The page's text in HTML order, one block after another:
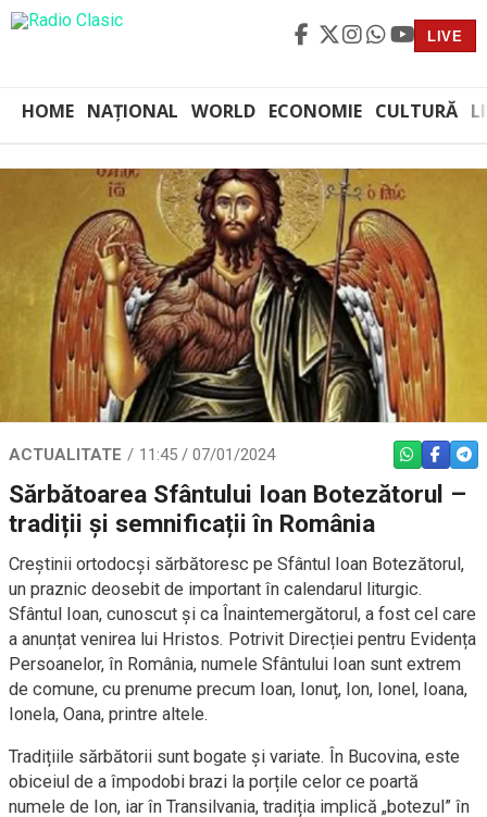
LIVE
HOME NAȚIONAL WORLD ECONOMIE CULTURĂ
ACTUALITATE 11:45 / 07/01/2024 WHATSAPP
Sărbătoarea Sfântului Ioan Botezătorul –
tradiții și semnificații în România
Creștinii ortodocși sărbătoresc pe Sfântul Ioan Botezătorul,
un praznic deosebit de important în calendarul liturgic.
Sfântul Ioan, cunoscut și ca Înaintemergătorul, a fost cel care
a anunțat venirea lui Hristos. Potrivit Direcției pentru Evidența
Persoanelor, în România, numele Sfântului Ioan sunt extrem
de comune, cu prenume precum Ioan, Ionuț, Ion, Ionel, Ioana,
Ionela, Oana, printre altele.
Tradițiile sărbătorii sunt bogate și variate. În Bucovina, este
obiceiul de a împodobi brazi la porțile celor ce poartă
numele de Ion, iar în Transilvania, tradiția implică „botezul” în